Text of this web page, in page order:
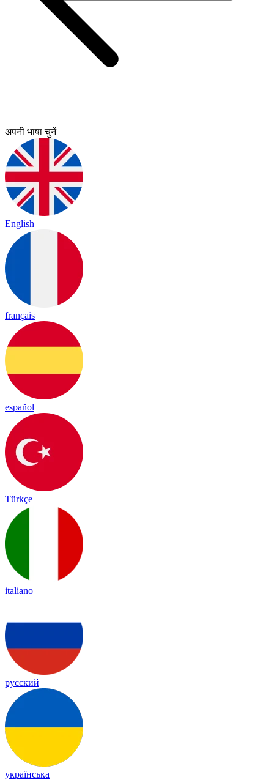
अपनी भाषा चुनें
English
français
español
Türkçe
italiano
русский
українська